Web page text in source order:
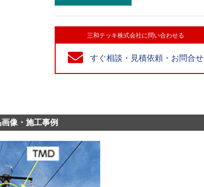
三和テッキ株式会社に問い合わせる
すぐ相談・見積依頼・お問合せ
像・施工事例